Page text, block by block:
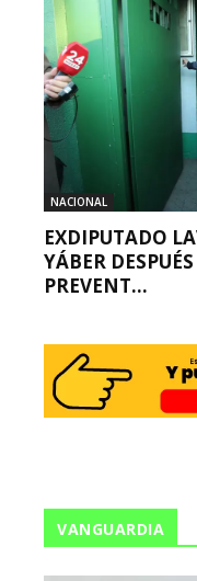
NACIONAL
EXDIPUTADO
YÁBER
PREVENT...
VANGUARDIA